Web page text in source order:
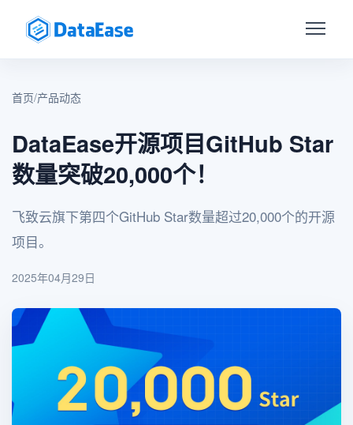
首页/产品动态
DataEase开源项目GitHub Star
数量突破20,000个！
飞致云旗下第四个GitHub Star数量超过20,000个的开源
项目。
2025年04月29日